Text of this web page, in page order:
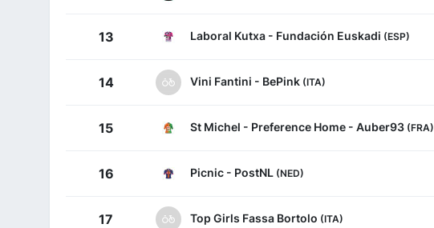
13 Laboral Kutxa - Fundación Euskadi (ESP)
14 Vini Fantini - BePink (ITA)
15 St Michel - Preference Home - Auber93 (FRA)
16 Picnic - PostNL (NED)
17 Top Girls Fassa Bortolo (ITA)